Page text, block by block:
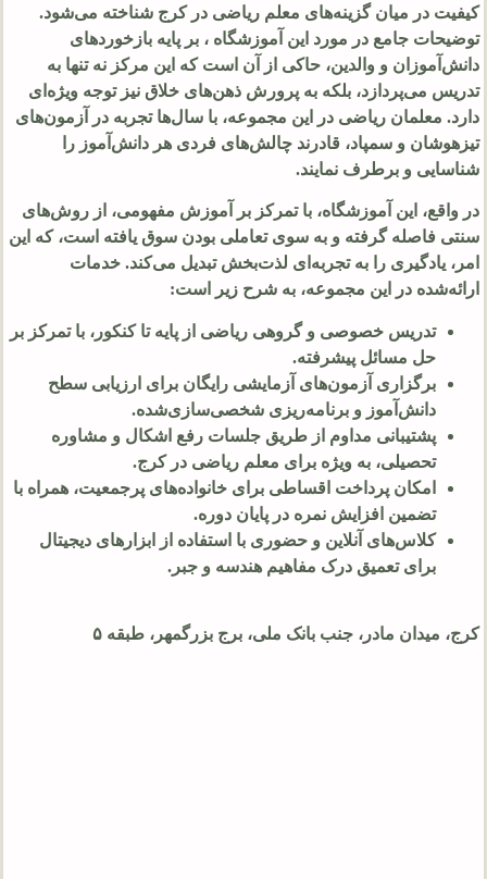
کیفیت در میان گزینه‌های معلم ریاضی در کرج شناخته می‌شود.
توضیحات جامع در مورد این آموزشگاه ، بر پایه بازخوردهای
دانش‌آموزان و والدین، حاکی از آن است که این مرکز نه تنها به
تدریس می‌پردازد، بلکه به پرورش ذهن‌های خلاق نیز توجه ویژه‌ای
دارد. معلمان ریاضی در این مجموعه، با سال‌ها تجربه در آزمون‌های
تیزهوشان و سمپاد، قادرند چالش‌های فردی هر دانش‌آموز را
شناسایی و برطرف نمایند.
در واقع، این آموزشگاه، با تمرکز بر آموزش مفهومی، از روش‌های
سنتی فاصله گرفته و به سوی تعاملی بودن سوق یافته است، که این
امر، یادگیری را به تجربه‌ای لذت‌بخش تبدیل می‌کند. خدمات
ارائه‌شده در این مجموعه، به شرح زیر است:
تدریس خصوصی و گروهی ریاضی از پایه تا کنکور، با تمرکز بر
حل مسائل پیشرفته.
برگزاری آزمون‌های آزمایشی رایگان برای ارزیابی سطح
دانش‌آموز و برنامه‌ریزی شخصی‌سازی‌شده.
پشتیبانی مداوم از طریق جلسات رفع اشکال و مشاوره
تحصیلی، به ویژه برای معلم ریاضی در کرج.
امکان پرداخت اقساطی برای خانواده‌های پرجمعیت، همراه با
تضمین افزایش نمره در پایان دوره.
کلاس‌های آنلاین و حضوری با استفاده از ابزارهای دیجیتال
برای تعمیق درک مفاهیم هندسه و جبر.
کرج، میدان مادر، جنب بانک ملی، برج بزرگمهر، طبقه ۵